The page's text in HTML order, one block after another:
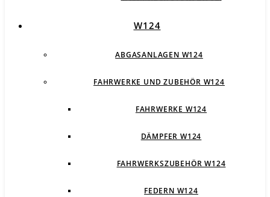
W124
ABGASANLAGEN W124
FAHRWERKE UND ZUBEHÖR W124
FAHRWERKE W124
DÄMPFER W124
FAHRWERKSZUBEHÖR W124
FEDERN W124